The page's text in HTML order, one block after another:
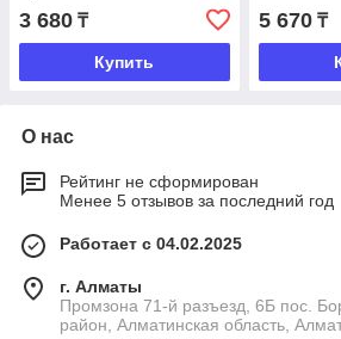
3 680 ₸
Купить
5 670₸
О нас
Рейтинг не сформирован
Менее 5 отзывов за последний год
Работает с 04.02.2025
г. Алматы
Промзона 71-й разъезд, 6Б пос.
район, Алматинская область,